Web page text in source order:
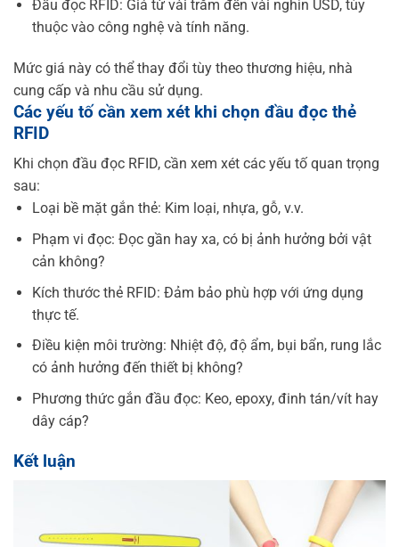
Đầu đọc RFID: Giá từ vài trăm đến vài nghìn USD, tùy
thuộc vào công nghệ và tính năng.
Mức giá này có thể thay đổi tùy theo thương hiệu, nhà
cung cấp và nhu cầu sử dụng.
Các yếu tố cần xem xét khi chọn đầu đọc thẻ
RFID
Khi chọn đầu đọc RFID, cần xem xét các yếu tố quan trọng
sau:
Loại bề mặt gắn thẻ: Kim loại, nhựa, gỗ, v.v.
Phạm vi đọc: Đọc gần hay xa, có bị ảnh hưởng bởi vật
cản không?
Kích thước thẻ RFID: Đảm bảo phù hợp với ứng dụng
thực tế.
Điều kiện môi trường: Nhiệt độ, độ ẩm, bụi bẩn, rung lắc
có ảnh hưởng đến thiết bị không?
Phương thức gắn đầu đọc: Keo, epoxy, đinh tán/vít hay
dây cáp?
Kết luận